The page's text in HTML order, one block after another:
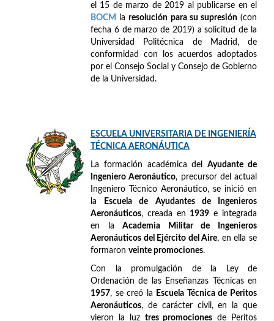
el 15 de marzo de 2019 al publicarse en el
BOCM
laresolución para su supresión(con
fecha 6 de marzo de 2019) a solicitud de la
Universidad Politécnica de Madrid, de
conformidad con los acuerdos adoptados
por el Consejo Social y Consejo de Gobierno
de la Universidad.
ESCUELA UNIVERSITARIA DE INGENIERÍA
TÉCNICA AERONÁUTICA
La formación académica delAyudante de
Ingeniero Aeronáutico, precursor del actual
Ingeniero Técnico Aeronáutico, se inició en
la
Escuela de Ayudantes de Ingenieros
Aeronáuticos, creada en 1939 e integrada
en laAcademia Militar de Ingenieros
Aeronáuticos del Ejército del Aire, en ella se
formaron veinte promociones.
Con la promulgación de la Ley de
Ordenación de las Enseñanzas Técnicas en
1957, se creó la
Escuela Técnica de Peritos
Aeronáuticos, de carácter civil, en la que
vieron la luz tres promociones de Peritos